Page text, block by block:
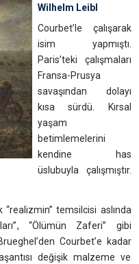
Wilhelm Leibl
Courbet’le çalışarak
isim yapmıştı.
Paris’teki çalışmaları
Fransa-Prusya
savaşından dolayı
kısa sürdü. Kırsal
yaşam
betimlemelerini
kendine has
üslubuyla çalışmıştır.
temsilcisi aslında
“Ölümün Zaferi” gibi
Courbet’e kadar
değişik malzeme ve